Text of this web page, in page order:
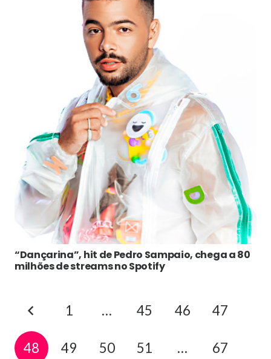
“Dançarina”, hit de Pedro Sampaio, chega a 80
milhões de streams no Spotify
1 … 45 46 47
48 49 50 51 … 67